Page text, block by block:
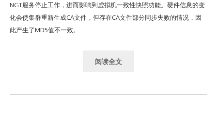
NGT服务停止工作，进而影响到虚拟机一致性快照功能。硬件信息的变
化会使集群重新生成CA文件，但存在CA文件部分同步失败的情况，因
此产生了MD5值不一致。
阅读全文